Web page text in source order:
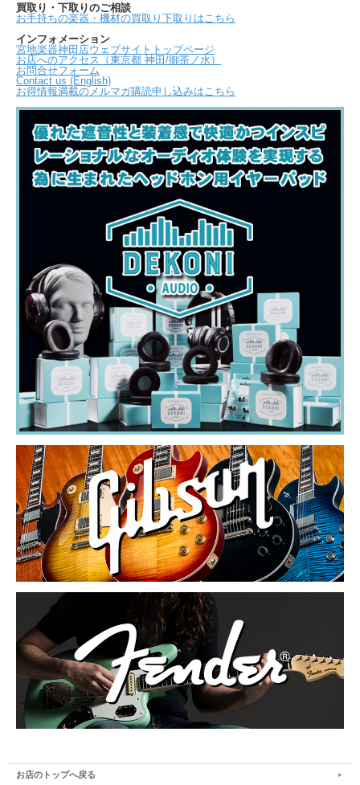
買取り・下取りのご相談
お手持ちの楽器・機材の買取り下取りはこちら
インフォメーション
宮地楽器神田店ウェブサイトトップページ
お店へのアクセス（東京都 神田/御茶ノ水）
お問合せフォーム
Contact us (English)
お得情報満載のメルマガ購読申し込みはこちら
お店のトップへ戻る